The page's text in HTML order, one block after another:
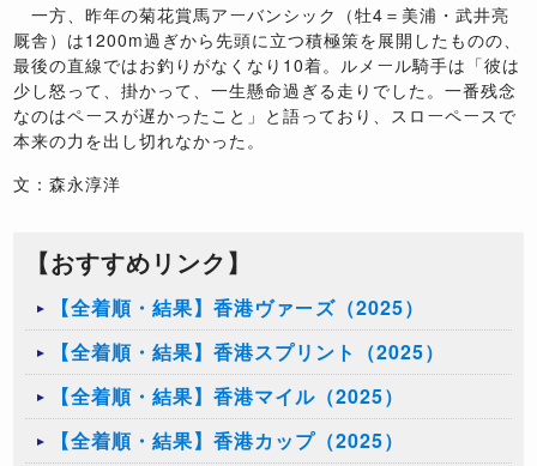
一方、昨年の菊花賞馬アーバンシック（牡4＝美浦・武井亮
厩舎）は1200m過ぎから先頭に立つ積極策を展開したものの、
最後の直線ではお釣りがなくなり10着。ルメール騎手は「彼は
少し怒って、掛かって、一生懸命過ぎる走りでした。一番残念
なのはペースが遅かったこと」と語っており、スローペースで
本来の力を出し切れなかった。
文：森永淳洋
【おすすめリンク】
【全着順・結果】香港ヴァーズ（2025）
【全着順・結果】香港スプリント（2025）
【全着順・結果】香港マイル（2025）
【全着順・結果】香港カップ（2025）